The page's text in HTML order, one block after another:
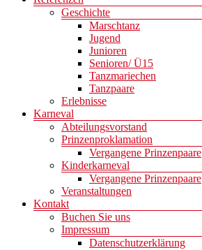
Geschichte
Marschtanz
Jugend
Junioren
Senioren/ Ü15
Tanzmariechen
Tanzpaare
Erlebnisse
Karneval
Abteilungsvorstand
Prinzenproklamation
Vergangene Prinzenpaare
Kinderkarneval
Vergangene Prinzenpaare
Veranstaltungen
Kontakt
Buchen Sie uns
Impressum
Datenschutzerklärung